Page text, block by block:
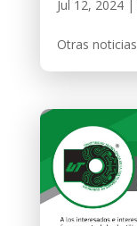
Jul 12, 2024|
Otras noticias